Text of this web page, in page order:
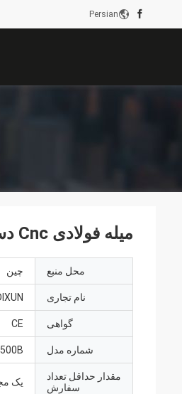
Persian
میله فولادی Cnc دستگاه جوش توری تقویت کننده کشش سروو موتور
محل منبع چین
نام تجاری
گواهی CE
شماره مدل
مقدار حداقل تعداد
سفارش
یک